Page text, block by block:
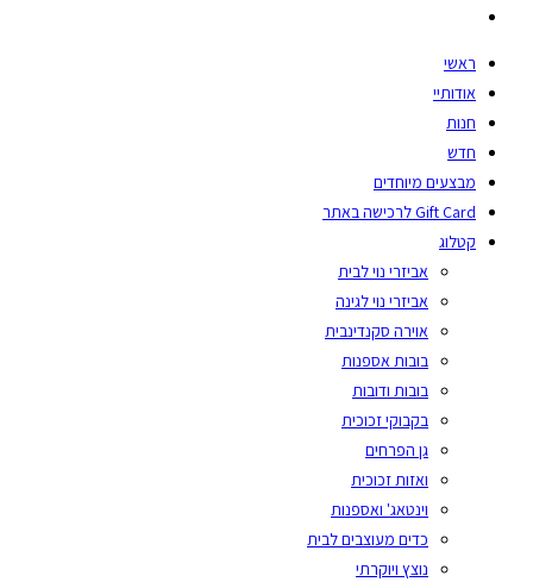
ראשי
אודותיי
חנות
חדש
מבצעים מיוחדים
Gift Card לרכישה באתר
קטלוג
אביזרי נוי לבית
אביזרי נוי לגינה
אוירה סקנדינבית
בובות אספנות
בובות ודובות
בקבוקי זכוכית
גן הפרחים
ואזות זכוכית
וינטאג' ואספנות
כדים מעוצבים לבית
נוצץ ויוקרתי